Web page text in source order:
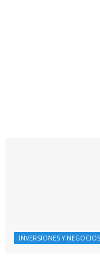
INVERSIONES Y NEGOCIOS